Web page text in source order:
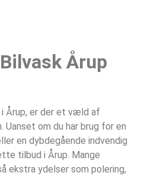
Årup
i Årup, er der et væld af
om du har brug for en
en dybdegående indvendig
tilbud i Årup. Mange
ekstra ydelser som polering,